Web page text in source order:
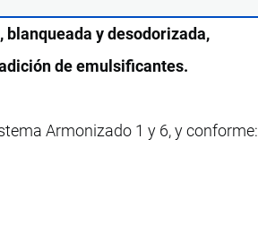
y desodorizada,
de emulsificantes.
Armonizado 1 y 6, y conforme: